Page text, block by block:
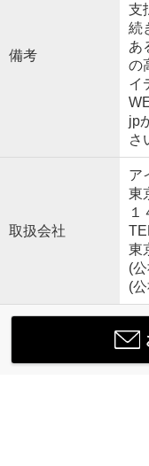
備考
支
続
あ
の
イ
jp
さ
取扱会社
ア
東
１
東
(
(